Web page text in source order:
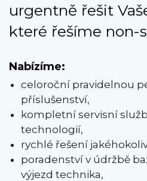
urgentně řešit
které řešíme non-
Nabízíme:
celoroční pravidelnou
příslušenství,
kompletní servisní
technologií,
rychlé řešení
poradenství v údržbě
výjezd technika,